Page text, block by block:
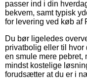
passer ind i din
bekvem, samt typisk
for levering ved køb af
Du bør ligeledes
privatbolig eller til
en smule mere
mindst kostelige
forudsætter at du er i